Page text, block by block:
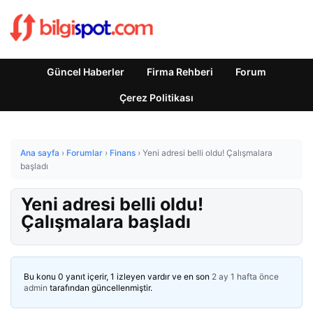
Güncel Haberler Firma Rehberi Forum
Çerez Politikası
Ana sayfa › Forumlar › Finans › Yeni adresi belli oldu! Çalışmalara
başladı
Yeni adresi belli oldu!
Çalışmalara başladı
Bu konu 0 yanıt içerir, 1 izleyen vardır ve en son 2 ay 1 hafta önce
admin tarafından güncellenmiştir.